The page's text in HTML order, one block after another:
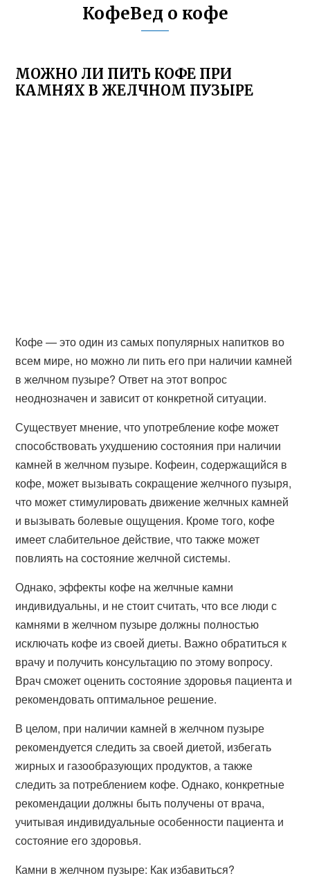
КофеВед о кофе
МОЖНО ЛИ ПИТЬ КОФЕ ПРИ
КАМНЯХ В ЖЕЛЧНОМ ПУЗЫРЕ
Кофе — это один из самых популярных напитков во
всем мире, но можно ли пить его при наличии камней
в желчном пузыре? Ответ на этот вопрос
неоднозначен и зависит от конкретной ситуации.
Существует мнение, что употребление кофе может
способствовать ухудшению состояния при наличии
камней в желчном пузыре. Кофеин, содержащийся в
кофе, может вызывать сокращение желчного пузыря,
что может стимулировать движение желчных камней
и вызывать болевые ощущения. Кроме того, кофе
имеет слабительное действие, что также может
повлиять на состояние желчной системы.
Однако, эффекты кофе на желчные камни
индивидуальны, и не стоит считать, что все люди с
камнями в желчном пузыре должны полностью
исключать кофе из своей диеты. Важно обратиться к
врачу и получить консультацию по этому вопросу.
Врач сможет оценить состояние здоровья пациента и
рекомендовать оптимальное решение.
В целом, при наличии камней в желчном пузыре
рекомендуется следить за своей диетой, избегать
жирных и газообразующих продуктов, а также
следить за потреблением кофе. Однако, конкретные
рекомендации должны быть получены от врача,
учитывая индивидуальные особенности пациента и
состояние его здоровья.
Камни в желчном пузыре: Как избавиться?